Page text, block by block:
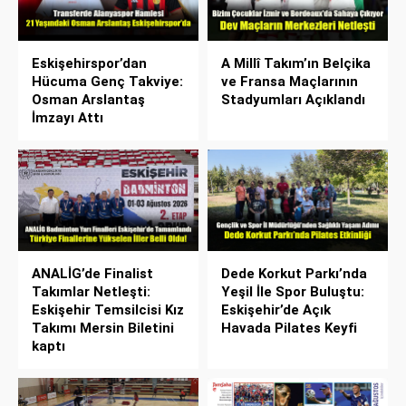
Eskişehirspor’dan
Hücuma Genç Takviye:
Osman Arslantaş
İmzayı Attı
A Millî Takım’ın Belçika
ve Fransa Maçlarının
Stadyumları Açıklandı
ANALİG’de Finalist
Takımlar Netleşti:
Eskişehir Temsilcisi Kız
Takımı Mersin Biletini
kaptı
Dede Korkut Parkı’nda
Yeşil İle Spor Buluştu:
Eskişehir’de Açık
Havada Pilates Keyfi